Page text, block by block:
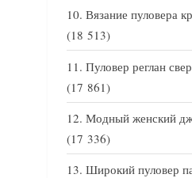
Вязание пуловера
(18 513)
Пуловер реглан
(17 861)
Модный женский
(17 336)
Широкий пуловер